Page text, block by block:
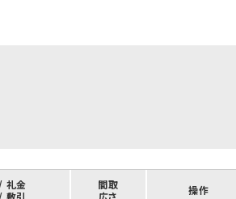
礼金
敷引
間取
広さ
操作